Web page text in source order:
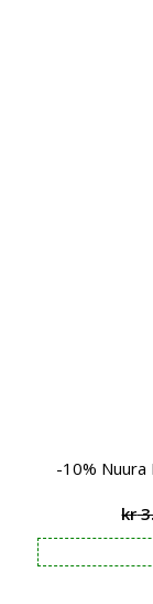
-10% Nuura
kr